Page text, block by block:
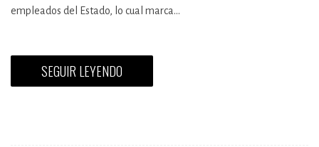
empleados del Estado, lo cual marca…
SEGUIR LEYENDO